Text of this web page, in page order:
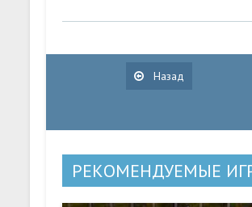
Назад
РЕКОМЕНДУЕМЫЕ